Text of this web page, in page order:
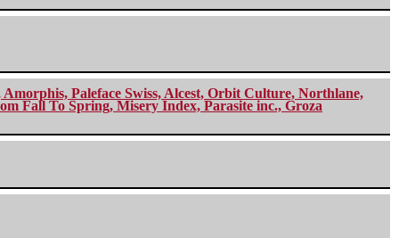
Paleface Swiss, Alcest, Orbit Culture, Northlane,
Fall To Spring, Misery Index, Parasite inc., Groza